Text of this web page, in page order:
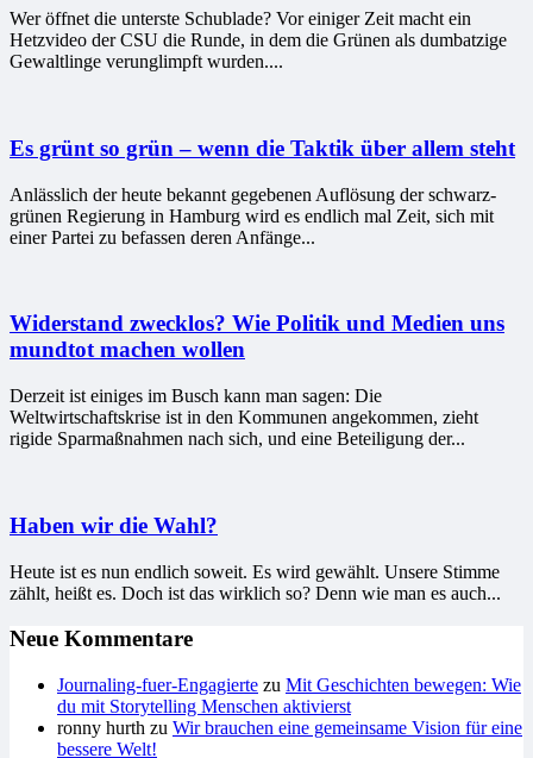
Wer öffnet die unterste Schublade? Vor einiger Zeit macht ein
Hetzvideo der CSU die Runde, in dem die Grünen als dumbatzige
Gewaltlinge verunglimpft wurden....
Es grünt so grün – wenn die Taktik über allem steht
Anlässlich der heute bekannt gegebenen Auflösung der schwarz-
grünen Regierung in Hamburg wird es endlich mal Zeit, sich mit
einer Partei zu befassen deren Anfänge...
Widerstand zwecklos? Wie Politik und Medien uns
mundtot machen wollen
Derzeit ist einiges im Busch kann man sagen: Die
Weltwirtschaftskrise ist in den Kommunen angekommen, zieht
rigide Sparmaßnahmen nach sich, und eine Beteiligung der...
Haben wir die Wahl?
Heute ist es nun endlich soweit. Es wird gewählt. Unsere Stimme
zählt, heißt es. Doch ist das wirklich so? Denn wie man es auch...
Neue Kommentare
Journaling-fuer-Engagierte zu Mit Geschichten bewegen: Wie
du mit Storytelling Menschen aktivierst
ronny hurth zu Wir brauchen eine gemeinsame Vision für eine
bessere Welt!